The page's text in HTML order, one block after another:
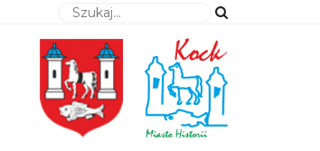
Wyszukaj